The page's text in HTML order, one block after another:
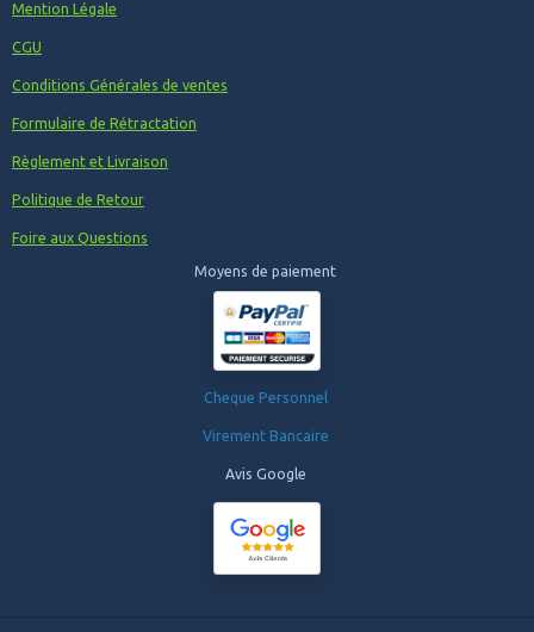
Mention Légale
CGU
Conditions Générales de ventes
Formulaire de Rétractation
Règlement et Livraison
Politique de Retour
Foire aux Questions
Moyens de paiement
Cheque Personnel
Virement Bancaire
Avis Google